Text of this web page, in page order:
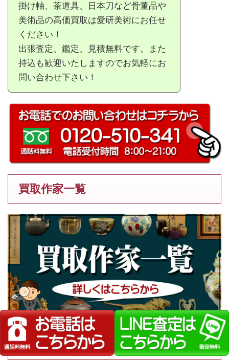
掛け軸、茶道具、日本刀など骨董品や
美術品の高価買取は愛研美術にお任せ
ください！
出張査定、鑑定、見積無料です。また
持込も歓迎いたしますのでお気軽にお
問い合わせ下さい！
買取作家一覧
弊社が選ばれる理由